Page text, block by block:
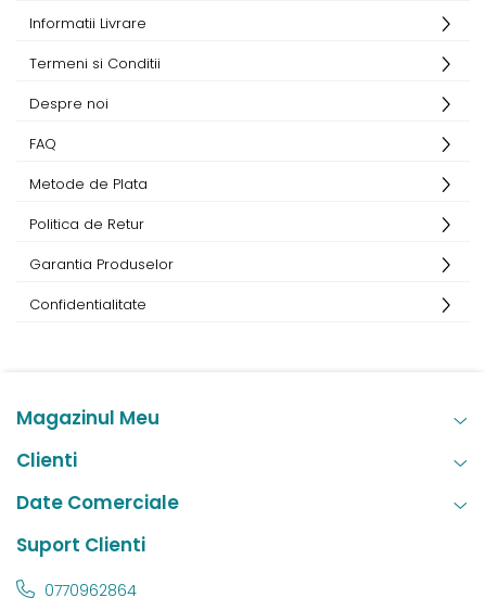
Informatii Livrare
Termeni si Conditii
Despre noi
FAQ
Metode de Plata
Politica de Retur
Garantia Produselor
Confidentialitate
Magazinul Meu
Clienti
Date Comerciale
Suport Clienti
0770962864